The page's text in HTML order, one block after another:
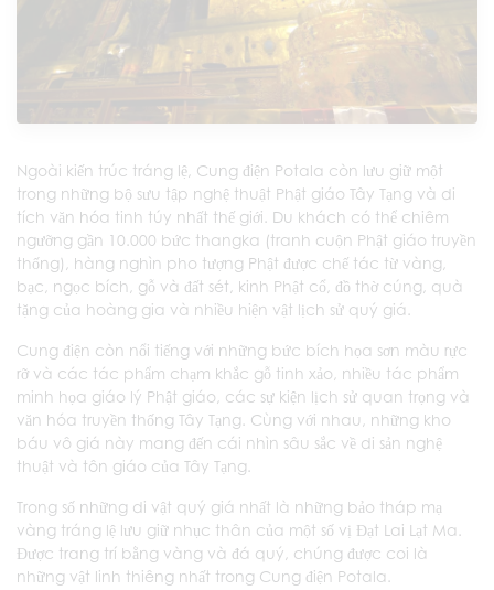
Ngoài kiến trúc tráng lệ, Cung điện Potala còn lưu giữ một
trong những bộ sưu tập nghệ thuật Phật giáo Tây Tạng và di
tích văn hóa tinh túy nhất thế giới. Du khách có thể chiêm
ngưỡng gần 10.000 bức thangka (tranh cuộn Phật giáo truyền
thống), hàng nghìn pho tượng Phật được chế tác từ vàng,
bạc, ngọc bích, gỗ và đất sét, kinh Phật cổ, đồ thờ cúng, quà
tặng của hoàng gia và nhiều hiện vật lịch sử quý giá.
Cung điện còn nổi tiếng với những bức bích họa sơn màu rực
rỡ và các tác phẩm chạm khắc gỗ tinh xảo, nhiều tác phẩm
minh họa giáo lý Phật giáo, các sự kiện lịch sử quan trọng và
văn hóa truyền thống Tây Tạng. Cùng với nhau, những kho
báu vô giá này mang đến cái nhìn sâu sắc về di sản nghệ
thuật và tôn giáo của Tây Tạng.
Trong số những di vật quý giá nhất là những bảo tháp mạ
vàng tráng lệ lưu giữ nhục thân của một số vị Đạt Lai Lạt Ma.
Được trang trí bằng vàng và đá quý, chúng được coi là
những vật linh thiêng nhất trong Cung điện Potala.